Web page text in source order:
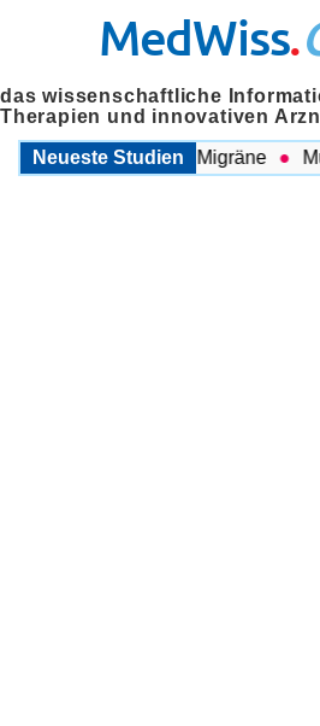
MedWiss.
das wissenschaftliche
Therapien und innovativen
Neueste Studien
COPD und Migräne